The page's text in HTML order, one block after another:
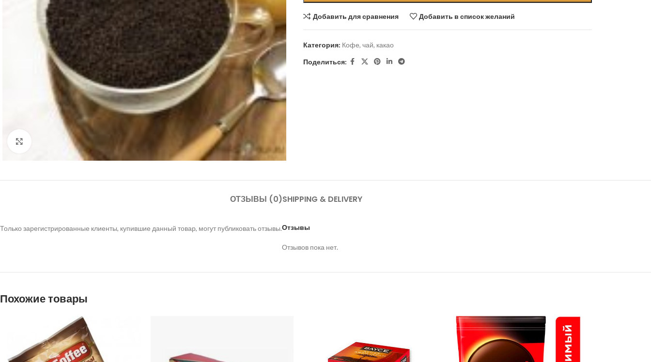
Нажмите, чтобы увеличить
Добавить для сравнения Добавить в список желаний
Категория: Кофе, чай, какао
Поделиться:
ОТЗЫВЫ (0)SHIPPING & DELIVERY
Отзывы
Отзывов пока нет.
Только зарегистрированные клиенты, купившие данный товар, могут публиковать отзывы.
Похожие товары